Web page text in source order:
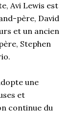
Avi Lewis est
père, David
et un ancien
Stephen
une
et
continue du